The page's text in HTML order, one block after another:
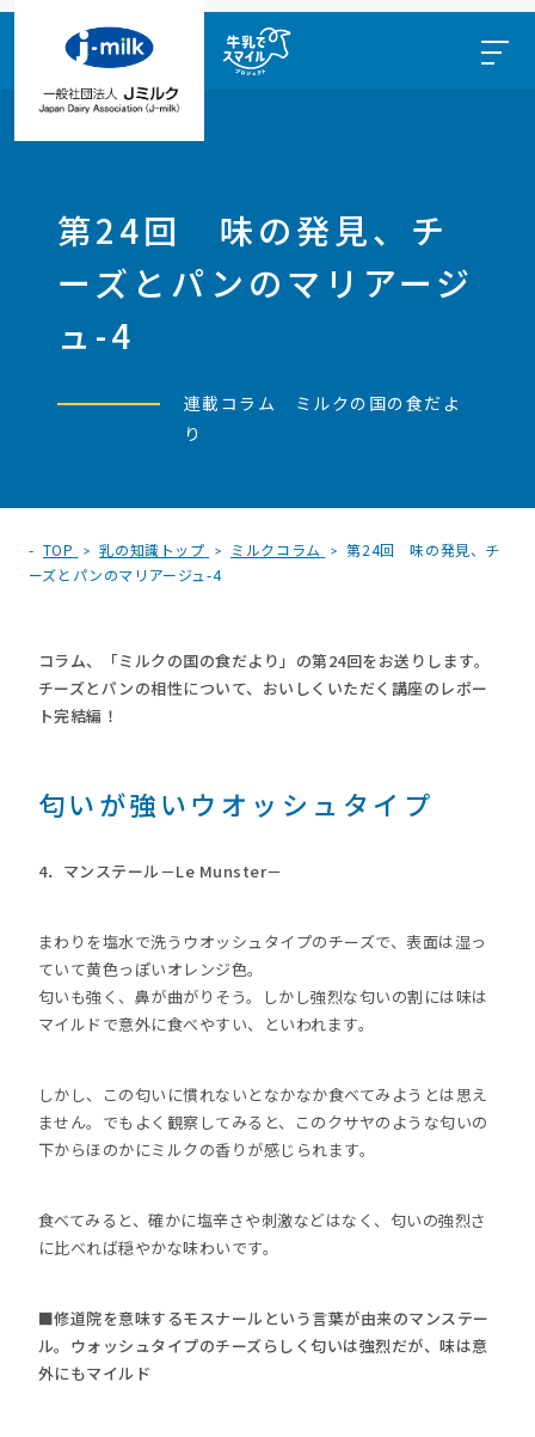
第24回 味の発見、チ
ーズとパンのマリアージ
ュ-4
連載コラム ミルクの国の食だよ
り
TOP 乳の知識トップ ミルクコラム
第24回 味の発見、チ
ーズとパンのマリアージュ-4
コラム、「ミルクの国の食だより」の第24回をお送りします。
チーズとパンの相性について、おいしくいただく講座のレポー
ト完結編！
匂いが強いウオッシュタイプ
4．マンステール－Le Munster－
まわりを塩水で洗うウオッシュタイプのチーズで、表面は湿っ
ていて黄色っぽいオレンジ色。
匂いも強く、鼻が曲がりそう。しかし強烈な匂いの割には味は
マイルドで意外に食べやすい、といわれます。
しかし、この匂いに慣れないとなかなか食べてみようとは思え
ません。でもよく観察してみると、このクサヤのような匂いの
下からほのかにミルクの香りが感じられます。
食べてみると、確かに塩辛さや刺激などはなく、匂いの強烈さ
に比べれば穏やかな味わいです。
■修道院を意味するモスナールという言葉が由来のマンステー
ル。ウォッシュタイプのチーズらしく匂いは強烈だが、味は意
外にもマイルド